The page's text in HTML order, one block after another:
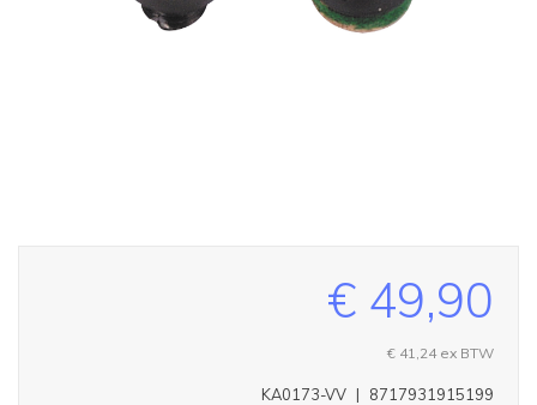
€ 49,90
€ 41,24ex BTW
8717931915199
|
KA0173-VV